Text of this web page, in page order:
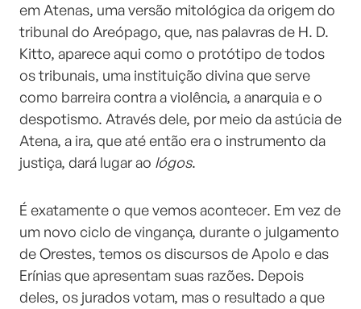
em Atenas, uma versão mitológica da origem do
tribunal do Areópago, que, nas palavras de H. D.
Kitto, aparece aqui como o protótipo de todos
os tribunais, uma instituição divina que serve
como barreira contra a violência, a anarquia e o
despotismo. Através dele, por meio da astúcia de
Atena, a ira, que até então era o instrumento da
justiça, dará lugar ao lógos.
É exatamente o que vemos acontecer. Em vez de
um novo ciclo de vingança, durante o julgamento
de Orestes, temos os discursos de Apolo e das
Erínias que apresentam suas razões. Depois
deles, os jurados votam, mas o resultado a que